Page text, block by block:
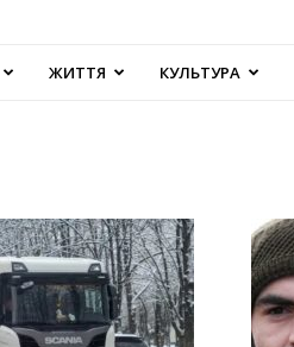
ЖИТТЯ КУЛЬТУРА